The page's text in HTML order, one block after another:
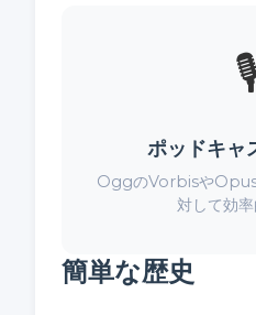
ポッドキャ
OggのVorbisやOpus
対して効率
簡単な歴史